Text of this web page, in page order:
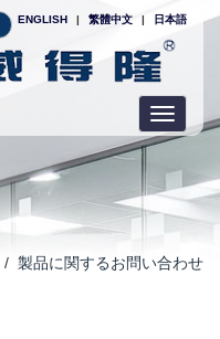
ENGLISH | 繁體中文 | 日本語
Toggle
/ 製品に関するお問い合わせ